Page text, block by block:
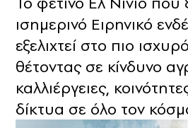
ισημερινό Ειρηνικό
εξελιχτεί στο πιο
θέτοντας σε κίνδυνο
καλλιέργειες,
δίκτυα σε όλο τον